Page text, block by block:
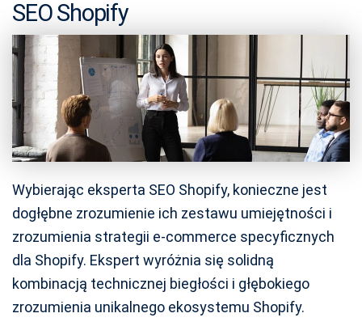
SEO Shopify
Wybierając eksperta SEO Shopify, konieczne jest
dogłębne zrozumienie ich zestawu umiejętności i
zrozumienia strategii e-commerce specyficznych
dla Shopify. Ekspert wyróżnia się solidną
kombinacją technicznej biegłości i głębokiego
zrozumienia unikalnego ekosystemu Shopify.